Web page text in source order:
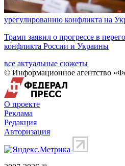
урегулированию конфликта на
Трамп заявил о прогрессе в
конфликта России и Украины
все актуальные сюжеты
© Информационное агентство
О проекте
Реклама
Редакция
Авторизация